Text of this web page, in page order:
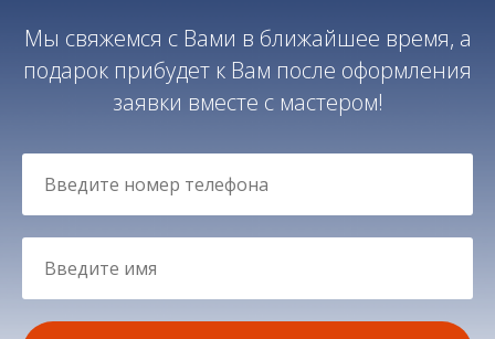
Мы свяжемся с Вами в ближайшее время, а
подарок прибудет к Вам после оформления
заявки вместе с мастером!